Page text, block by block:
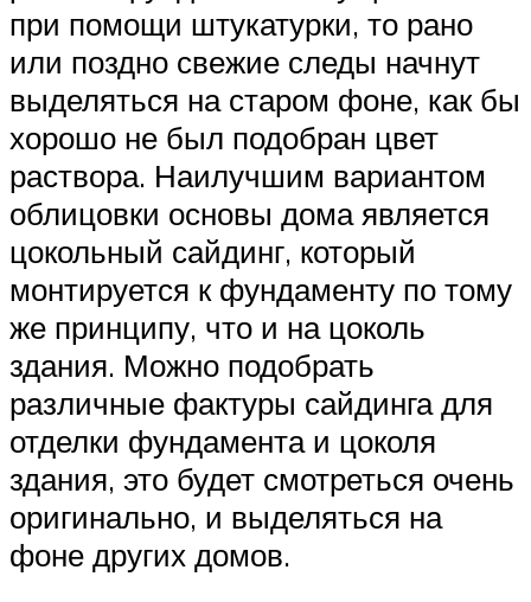
при помощи штукатурки, то рано
или поздно свежие следы начнут
выделяться на старом фоне, как бы
хорошо не был подобран цвет
раствора. Наилучшим вариантом
облицовки основы дома является
цокольный сайдинг, который
монтируется к фундаменту по тому
же принципу, что и на цоколь
здания. Можно подобрать
различные фактуры сайдинга для
отделки фундамента и цоколя
здания, это будет смотреться очень
оригинально, и выделяться на
фоне других домов.